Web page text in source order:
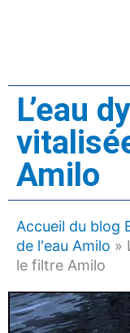
L’eau
Amilo
Accueil du blog
de l'eau Amilo »
le filtre Amilo